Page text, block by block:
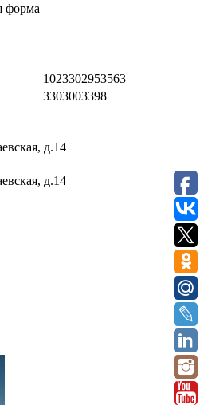
форма
1023302953563
3303003398
д.14
д.14